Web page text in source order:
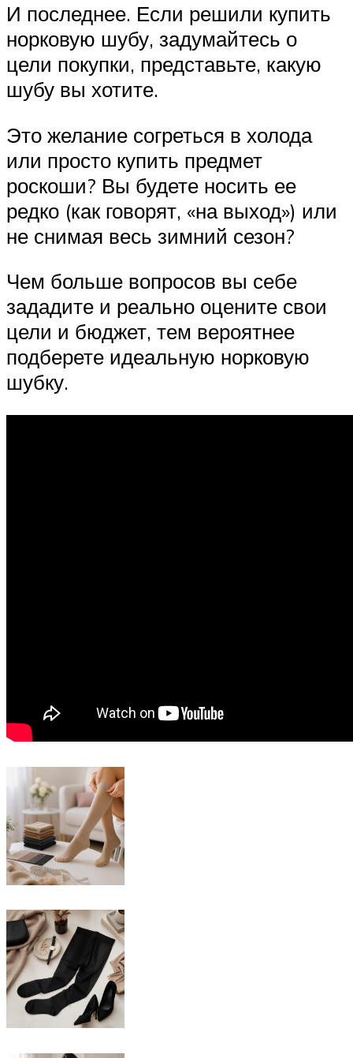
И последнее. Если решили купить
норковую шубу, задумайтесь о
цели покупки, представьте, какую
шубу вы хотите.
Это желание согреться в холода
или просто купить предмет
роскоши? Вы будете носить ее
редко (как говорят, «на выход») или
не снимая весь зимний сезон?
Чем больше вопросов вы себе
зададите и реально оцените свои
цели и бюджет, тем вероятнее
подберете идеальную норковую
шубку.